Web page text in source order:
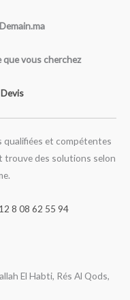
vous cherchez
qualifiées et compétentes
trouve des solutions selon
8 08 62 55 94
El Habti, Rés Al Qods,